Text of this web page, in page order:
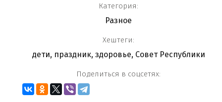
Категория:
Разное
Хештеги:
дети, праздник, здоровье, Совет Республики
Поделиться в соцсетях: